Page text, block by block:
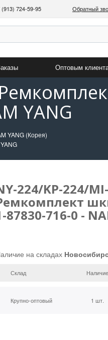
(913) 724-59-95 Обратный
Оптовым
YANG
YANG (Корея)
224/KP-224/
87830-716-0 -
на складах
Склад Наличие
Крупно-оптовый 1 шт.